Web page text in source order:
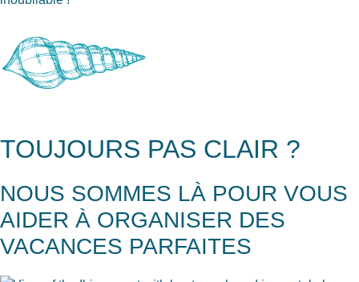
TOUJOURS PAS CLAIR ?
NOUS SOMMES LÀ POUR VOUS
AIDER À ORGANISER DES
VACANCES PARFAITES